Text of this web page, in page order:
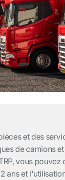
et des
de camions
vous pouvez
ans et